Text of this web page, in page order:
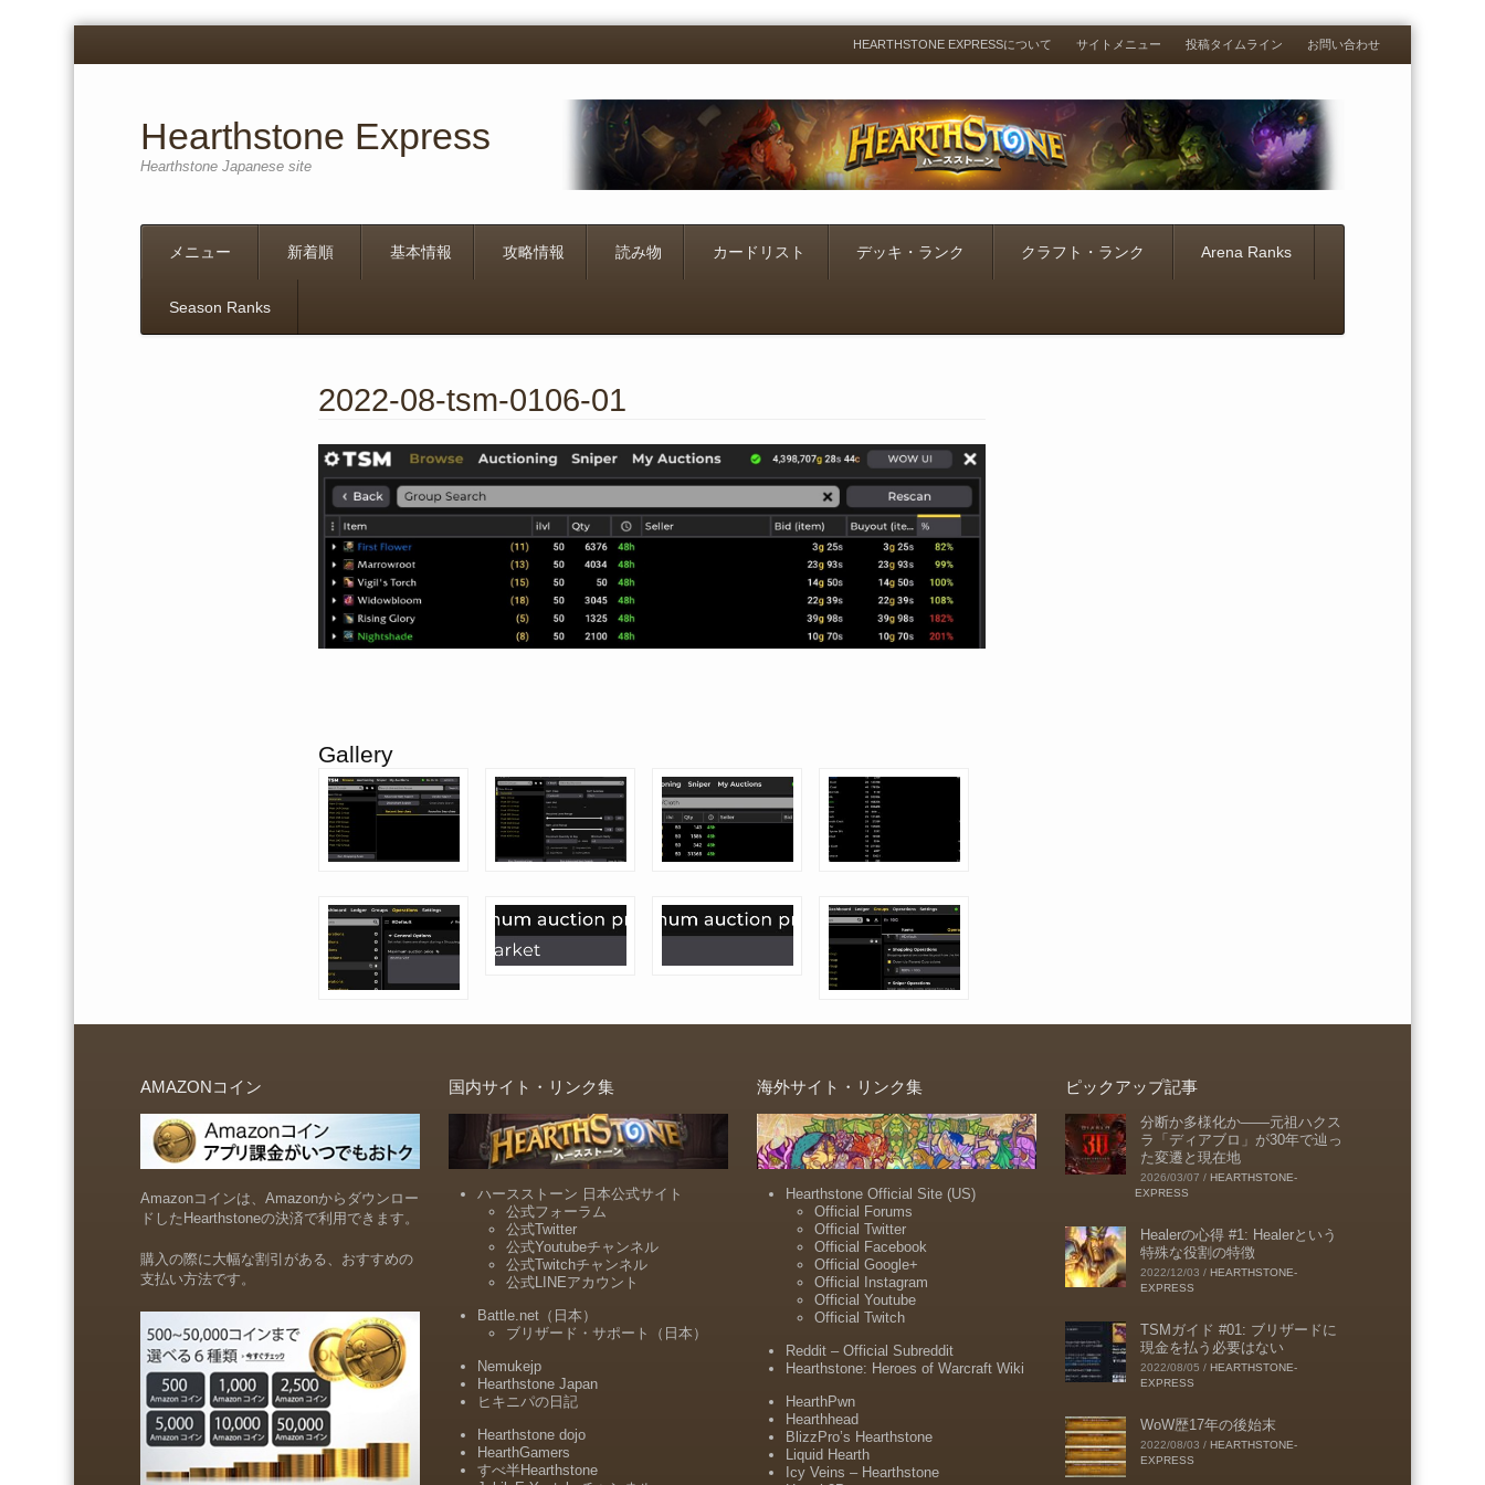
Menu
Skip
to
HEARTHSTONE EXPRESSについて サイトメニュー 投稿タイムライン お問い合わせ
Hearthstone Express
Hearthstone Japanese site
メニュー 新着順 基本情報 攻略情報 読み物 カードリスト デッキ・ランク クラフト・ランク Arena Ranks
Season Ranks
2022-08-tsm-0106-01
Gallery
AMAZONコイン
Amazonコインは、Amazonからダウンロー
ドしたHearthstoneの決済で利用できます。
購入の際に大幅な割引がある、おすすめの
支払い方法です。
国内サイト・リンク集
ハースストーン 日本公式サイト
公式フォーラム
公式Twitter
公式Youtubeチャンネル
公式Twitchチャンネル
公式LINEアカウント
Battle.net（日本）
ブリザード・サポート（日本）
Nemukejp
Hearthstone Japan
ヒキニパの日記
Hearthstone dojo
HearthGamers
すべ半Hearthstone
海外サイト・リンク集
Hearthstone Official Site (US)
Official Forums
Official Twitter
Official Facebook
Official Google+
Official Instagram
Official Youtube
Official Twitch
Reddit – Official Subreddit
Hearthstone: Heroes of Warcraft Wiki
HearthPwn
Hearthhead
BlizzPro’s Hearthstone
Liquid Hearth
Icy Veins – Hearthstone
ピックアップ記事
分断か多様化か――元祖ハクス
ラ「ディアブロ」が30年で辿っ
た変遷と現在地
2026/03/07 / HEARTHSTONE-
EXPRESS
Healerの心得 #1: Healerという
特殊な役割の特徴
2022/12/03 / HEARTHSTONE-
EXPRESS
TSMガイド #01: ブリザードに
現金を払う必要はない
2022/08/05 / HEARTHSTONE-
EXPRESS
WoW歴17年の後始末
2022/08/03 / HEARTHSTONE-
EXPRESS